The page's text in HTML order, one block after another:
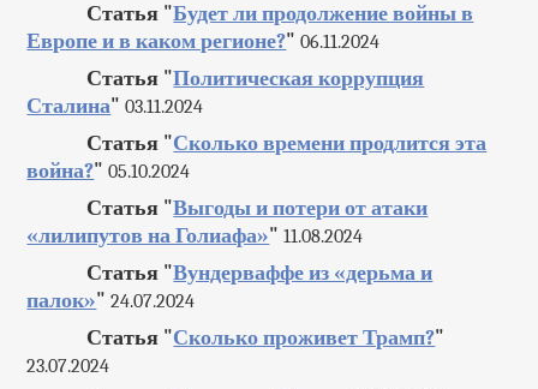
Статья "Будет ли продолжение войны в
Европе и в каком регионе?" 06.11.2024
Статья "Политическая коррупция
Сталина" 03.11.2024
Статья "Сколько времени продлится эта
война?" 05.10.2024
Статья "Выгоды и потери от атаки
«лилипутов на Голиафа»" 11.08.2024
Статья "Вундерваффе из «дерьма и
палок»" 24.07.2024
Статья "Сколько проживет Трамп?"
23.07.2024